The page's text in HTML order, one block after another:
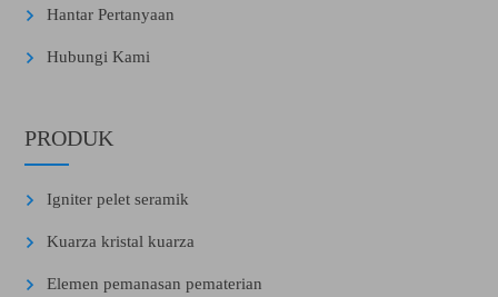
Hantar Pertanyaan
Hubungi Kami
PRODUK
Igniter pelet seramik
Kuarza kristal kuarza
Elemen pemanasan pematerian